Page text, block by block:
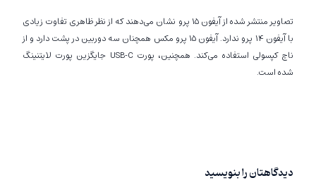
تصاویر منتشر شده از آیفون 15 پرو نشان می‌دهند که از نظر ظاهری تفاوت زیادی
با آیفون 14 پرو ندارد. آیفون 15 پرو مکس همچنان سه دوربین در پشت دارد و از
ناچ کپسولی استفاده می‌کند. همچنین، پورت USB-C جایگزین پورت لایتنینگ
شده است.
دیدگاهتان را بنویسید